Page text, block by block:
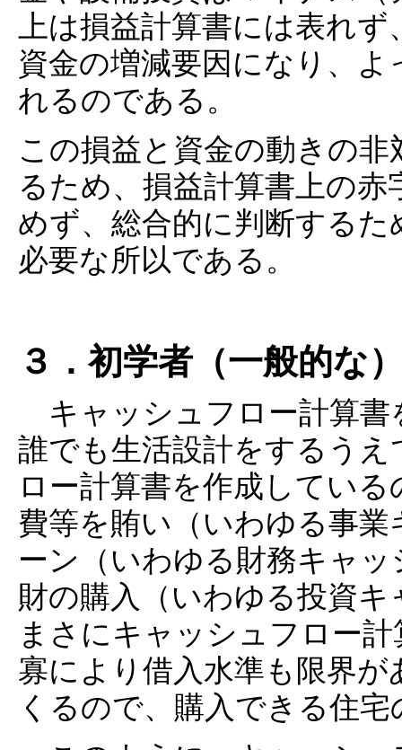
上は損益計算書には表れ
資金の増減要因になり、
れるのである。
この損益と資金の動きの
るため、損益計算書上の
めず、総合的に判断する
必要な所以である。
３．初学者（一般的な
キャッシュフロー計算書
誰でも生活設計をするう
ロー計算書を作成してい
費等を賄い（いわゆる事
ーン（いわゆる財務キャ
財の購入（いわゆる投資
まさにキャッシュフロー
寡により借入水準も限界
くるので、購入できる住